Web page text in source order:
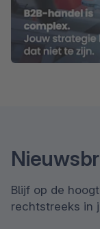
Blijf op de
rechtstreeks in